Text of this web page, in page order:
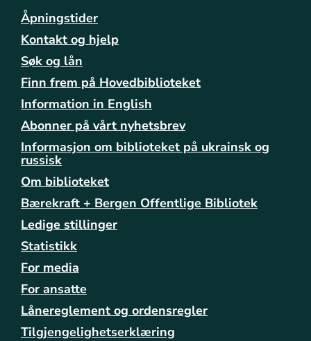
Åpningstider
Kontakt og hjelp
Søk og lån
Finn frem på Hovedbiblioteket
Information in English
Abonner på vårt nyhetsbrev
Informasjon om biblioteket på ukrainsk og
russisk
Om biblioteket
Bærekraft + Bergen Offentlige Bibliotek
Ledige stillinger
Statistikk
For media
For ansatte
Lånereglement og ordensregler
Tilgjengelighetserklæring